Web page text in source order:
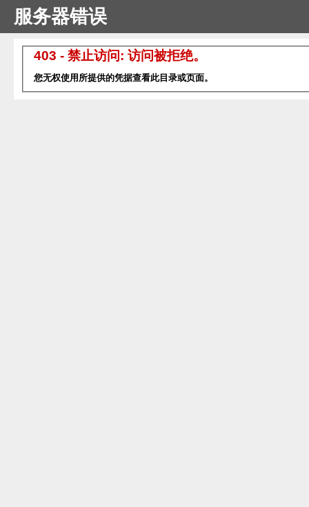
服务器错误
403 - 禁止访问: 访问被拒绝。
您无权使用所提供的凭据查看此目录或页面。